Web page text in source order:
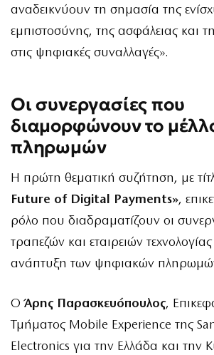
αναδεικνύουν τη σημασία της
εμπιστοσύνης, της ασφάλειας και
στις ψηφιακές συναλλαγές».
Οι συνεργασίες που
διαμορφώνουν το
πληρωμών
Η πρώτη θεματική συζήτηση, με
Future of Digital Payments»,
ρόλο που διαδραματίζουν οι
τραπεζών και εταιρειών
ανάπτυξη των ψηφιακών
ΟΆρης Παρασκευόπουλος,
Τμήματος Mobile Experience της
Electronics για την Ελλάδα και την